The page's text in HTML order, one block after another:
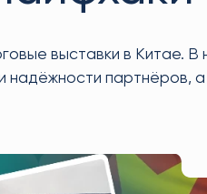
выставки в
надёжности партнёров,